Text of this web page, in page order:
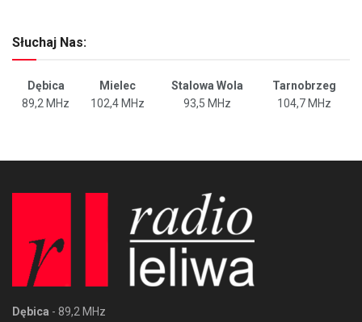
Słuchaj Nas:
Dębica Mielec Stalowa Wola
Tarnobrzeg
89,2 MHz
102,4 MHz 93,5 MHz 104,7 MHz
Dębica - 89,2 MHz